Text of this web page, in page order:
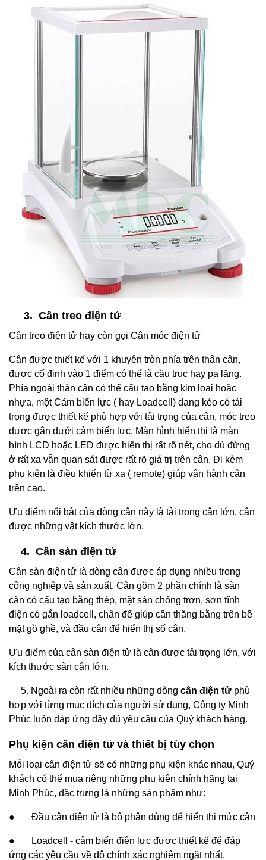
3. Cân treo điện tử
Cân treo điện tử hay còn gọi Cân móc điện tử
Cân được thiết kế với 1 khuyên tròn phía trên thân cân,
được cố định vào 1 điểm có thể là cầu trục hay pa lăng.
Phía ngoài thân cân có thể cấu tạo bằng kim loại hoặc
nhựa, một Cảm biến lực ( hay Loadcell) dạng kéo có tải
trọng được thiết kế phù hợp với tải trọng của cân, móc treo
được gắn dưới cảm biến lực, Màn hình hiển thị là màn
hình LCD hoặc LED được hiển thị rất rõ nét, cho dù đứng
ở rất xa vẫn quan sát được rất rõ giá trị trên cân. Đi kèm
phụ kiện là điều khiển từ xa ( remote) giúp vân hành cân
trên cao.
Ưu điểm nổi bật của dòng cân này là tải trọng cân lớn, cân
được những vật kích thước lớn.
4. Cân sàn điện tử
Cân sàn điện tử là dòng cân được áp dụng nhiều trong
công nghiệp và sản xuất. Cân gồm 2 phần chính là sàn
cân có cấu tạo bằng thép, mặt sàn chống trơn, sơn tĩnh
điện có gắn loadcell, chân đế giúp cân thăng bằng trên bề
mặt gồ ghề, và đầu cân để hiển thị số cân.
Ưu điểm của cân sàn điện tử là cân được tải trọng lớn, với
kích thước sàn cân lớn.
5. Ngoài ra còn rất nhiều những dòng cân điện tử phù
hợp với từng mục đích của người sử dụng, Công ty Minh
Phúc luôn đáp ứng đầy đủ yêu cầu của Quý khách hàng.
Phụ kiện cân điện tử và thiết bị tùy chọn
Mỗi loại cân điện tử sẽ có những phụ kiện khác nhau, Quý
khách có thể mua riêng những phụ kiện chính hãng tại
Minh Phúc, đặc trưng là những sản phẩm như:
● Đầu cân điện tử là bộ phận dùng để hiển thị mức cân
● Loadcell - cảm biến điện lực được thiết kế để đáp
ứng các yêu cầu về độ chính xác nghiêm ngặt nhất.